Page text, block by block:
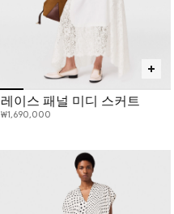
레이스 패널 미디 스커트
₩1,690,000